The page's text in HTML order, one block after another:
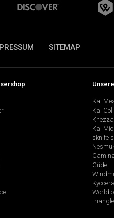
SITEMAP
Kai
Kai
Kai
sknife
Güde
World